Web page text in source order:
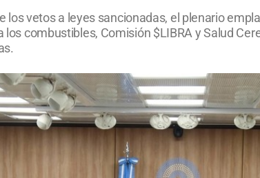
los vetos a leyes sancionadas, el plenario
combustibles, Comisión $LIBRA y Salud